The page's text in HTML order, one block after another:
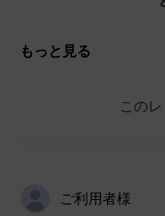
もっと見る
この
ご利用者様